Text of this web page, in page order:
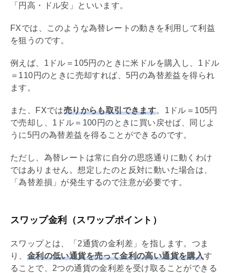
「円高・ドル安」といいます。
FXでは、このような為替レートの動きを利用して利益
を狙うのです。
例えば、1ドル＝105円のときに米ドルを購入し、1ドル
＝110円のときに売却すれば、5円の為替差益を得られ
ます。
また、FXでは売りからも取引できます。1ドル＝105円
で売却し、1ドル＝100円のときに買い戻せば、同じよ
うに5円の為替差益を得ることができるのです。
ただし、為替レートは常に自分の思惑通りに動くわけ
ではありません。想定したのと反対に動いた場合は、
「為替差損」が発生するので注意が必要です。
スワップ金利（スワップポイント）
スワップとは、「2通貨の金利差」を指します。つま
り、 金利の低い通貨を売って金利の高い通貨を購入す
ることで、2つの通貨の金利差を受け取ることができる